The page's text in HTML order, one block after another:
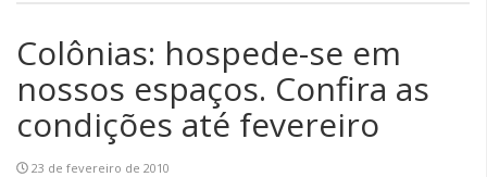
Colônias: hospede-se em
nossos espaços. Confira as
condições até fevereiro
23 de fevereiro de 2010